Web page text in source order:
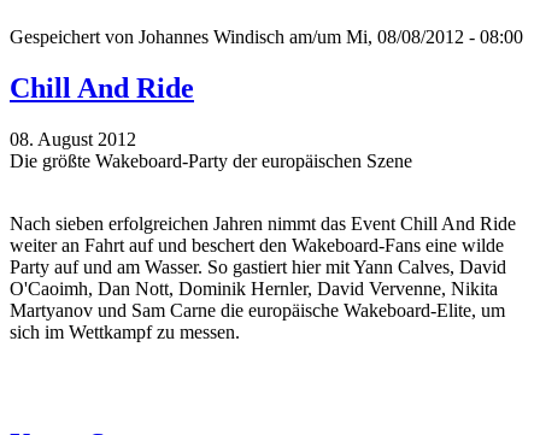
Gespeichert von Johannes Windisch am/um Mi, 08/08/2012 - 08:00
Chill And Ride
08. August 2012
Die größte Wakeboard-Party der europäischen Szene
Nach sieben erfolgreichen Jahren nimmt das Event Chill And Ride
weiter an Fahrt auf und beschert den Wakeboard-Fans eine wilde
Party auf und am Wasser. So gastiert hier mit Yann Calves, David
O'Caoimh, Dan Nott, Dominik Hernler, David Vervenne, Nikita
Martyanov und Sam Carne die europäische Wakeboard-Elite, um
sich im Wettkampf zu messen.